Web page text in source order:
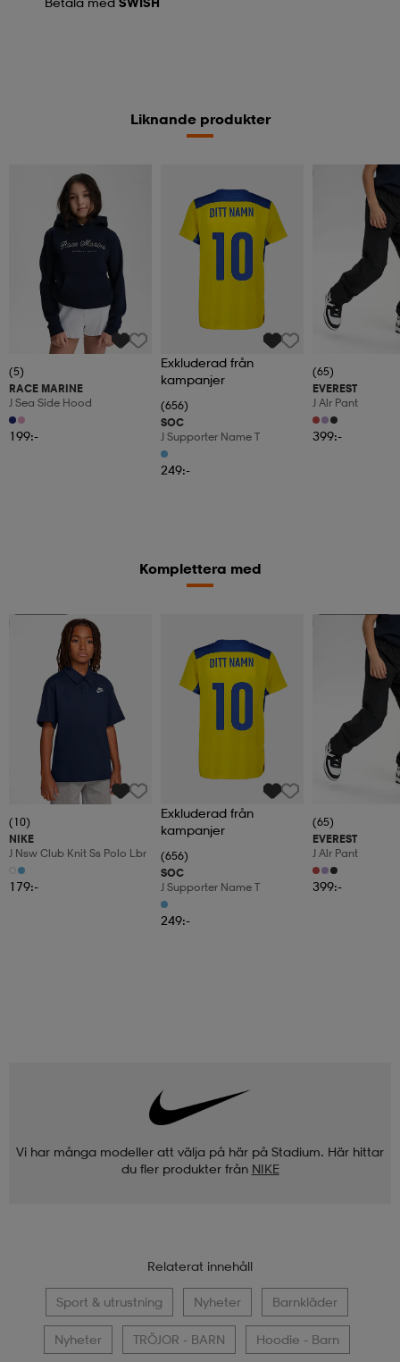
Liknande produkter
(5)
RACE MARINE
J Sea Side Hood
199:-
Exkluderad från
kampanjer
(656)
SOC
J Supporter Name T
249:-
Kampanj -25%
(65)
EVEREST
J Alr Pant
399:-
Komplettera med
Superdeal
(10)
NIKE
J Nsw Club Knit Ss Polo Lbr
179:-
Exkluderad från
kampanjer
(656)
SOC
J Supporter Name T
249:-
Kampanj -25%
(65)
EVEREST
J Alr Pant
399:-
Vi har många modeller att välja på här på Stadium. Här hittar
du fler produkter från NIKE
Relaterat innehåll
Sport & utrustning Nyheter Barnkläder
Nyheter TRÖJOR - BARN Hoodie - Barn